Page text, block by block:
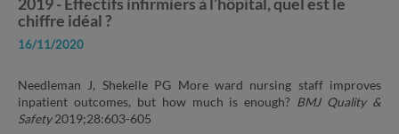
2019 - Effectifs infirmiers à l’hôpital, quel est le
chiffre idéal ?
16/11/2020
Needleman J, Shekelle PG More ward nursing staff improves
inpatient outcomes, but how much is enough? BMJ Quality &
Safety2019;28:603-605